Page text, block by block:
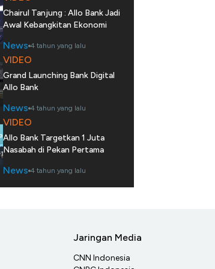
Chairul Tanjung : Allo Bank Jadi
Awal Kebangkitan Ekonomi
News 4 tahun yang lalu
VIDEO
Grand Launching Bank Digital
Allo Bank
News 4 tahun yang lalu
VIDEO
Allo Bank Targetkan 1 Juta
Nasabah di Pekan Pertama
News 4 tahun yang lalu
Jaringan Media
CNN Indonesia